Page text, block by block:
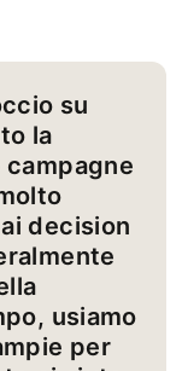
su
la
decision
usiamo
per